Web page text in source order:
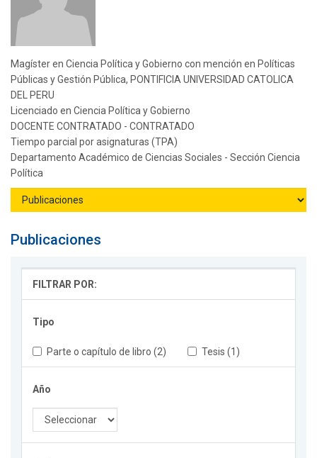
Magíster en Ciencia Política y Gobierno con mención en Políticas
Públicas y Gestión Pública, PONTIFICIA UNIVERSIDAD CATOLICA
DEL PERU
Licenciado en Ciencia Política y Gobierno
DOCENTE CONTRATADO - CONTRATADO
Tiempo parcial por asignaturas (TPA)
Departamento Académico de Ciencias Sociales - Sección Ciencia
Política
Publicaciones
FILTRAR POR:
Tipo
Parte o capítulo de libro (2) Tesis (1)
Año